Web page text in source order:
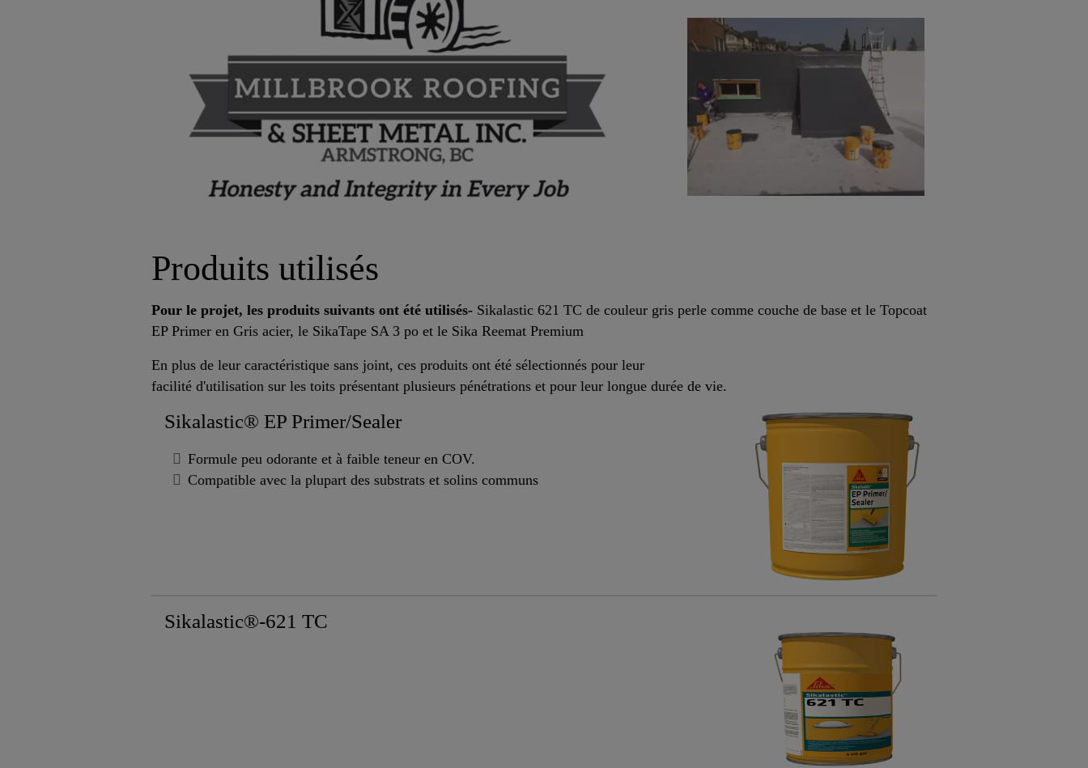
Produits utilisés
Pour le projet, les produits suivants ont été utilisés- Sikalastic 621 TC de couleur gris perle comme couche de base et le Topcoat
EP Primer en Gris acier, le SikaTape SA 3 po et le Sika Reemat Premium
En plus de leur caractéristique sans joint, ces produits ont été sélectionnés pour leur
facilité d'utilisation sur les toits présentant plusieurs pénétrations et pour leur longue durée de vie.
Sikalastic® EP Primer/Sealer
Formule peu odorante et à faible teneur en COV.
Compatible avec la plupart des substrats et solins communs
Sikalastic®-621 TC